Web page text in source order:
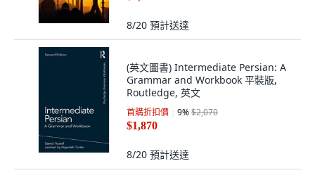
8/20 預計送達
(英文圖書) Intermediate Persian: A
Grammar and Workbook 平裝版,
Routledge, 英文
首購折扣價 9%$2,070
$1,870
8/20 預計送達